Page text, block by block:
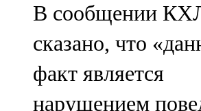
Чүпрәле
91,0 FM
Шәмәрдән
В сообщении
сказано, что
факт является
нарушением